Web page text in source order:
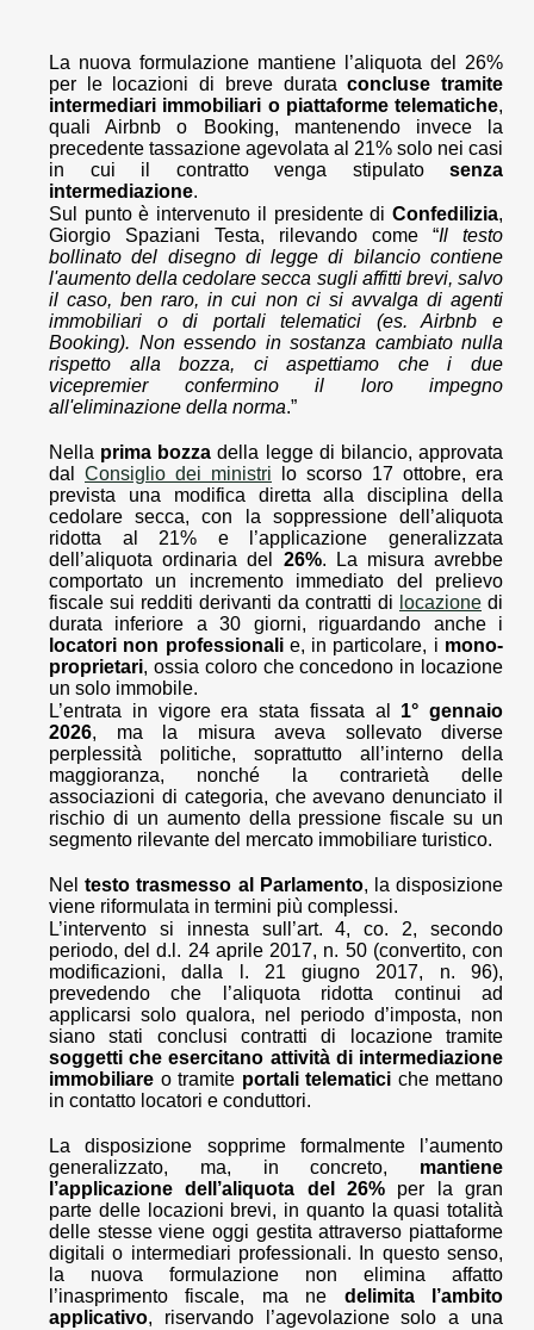
La nuova formulazione mantiene l’aliquota del 26%
per le locazioni di breve durataconcluse tramite
intermediari immobiliari o piattaforme telematiche,
quali Airbnb o Booking, mantenendo invece la
precedente tassazione agevolata al 21% solo nei casi
in cui il contratto venga stipulato senza
intermediazione.
Sul punto è intervenuto il presidente di Confedilizia,
Giorgio Spaziani Testa, rilevando come “Il testo
bollinato del disegno di legge di bilancio contiene
l'aumento della cedolare secca sugli affitti brevi, salvo
il caso, ben raro, in cui non ci si avvalga di agenti
immobiliari o di portali telematici (es. Airbnb e
Booking). Non essendo in sostanza cambiato nulla
rispetto alla bozza, ci aspettiamo che i due
vicepremier confermino il loro impegno
all'eliminazione della norma.”
Nella prima bozza della legge di bilancio, approvata
dal Consiglio dei ministri lo scorso 17 ottobre, era
prevista una modifica diretta alla disciplina della
cedolare secca, con la soppressione dell’aliquota
ridotta al 21% e l’applicazione generalizzata
dell’aliquota ordinaria del 26%. La misura avrebbe
comportato un incremento immediato del prelievo
fiscale sui redditi derivanti da contratti di locazione di
durata inferiore a 30 giorni, riguardando anche i
locatori non professionalie, in particolare, i mono-
proprietari, ossia coloro che concedono in locazione
un solo immobile.
L’entrata in vigore era stata fissata al 1° gennaio
2026, ma la misura aveva sollevato diverse
perplessità politiche, soprattutto all’interno della
maggioranza, nonché la contrarietà delle
associazioni di categoria, che avevano denunciato il
rischio di un aumento della pressione fiscale su un
segmento rilevante del mercato immobiliare turistico.
Neltesto trasmesso al Parlamento, la disposizione
viene riformulata in termini più complessi.
L’intervento si innesta sull’art. 4, co. 2, secondo
periodo, del d.l. 24 aprile 2017, n. 50 (convertito, con
modificazioni, dalla l. 21 giugno 2017, n. 96),
prevedendo che l’aliquota ridotta continui ad
applicarsi solo qualora, nel periodo d’imposta, non
siano stati conclusi contratti di locazione tramite
soggetti che esercitano attività di intermediazione
immobiliare o tramite portali telematici che mettano
in contatto locatori e conduttori.
La disposizione sopprime formalmente l’aumento
generalizzato, ma, in concreto, mantiene
l’applicazione dell’aliquota del 26% per la gran
parte delle locazioni brevi, in quanto la quasi totalità
delle stesse viene oggi gestita attraverso piattaforme
digitali o intermediari professionali. In questo senso,
la nuova formulazione non elimina affatto
l’inasprimento fiscale, ma ne delimita l’ambito
applicativo, riservando l’agevolazione solo a una